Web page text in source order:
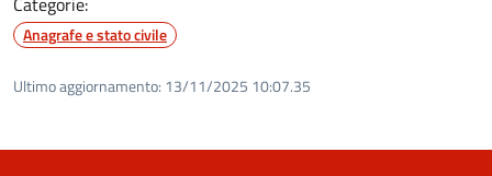
Anagrafe e stato civile
Ultimo aggiornamento: 13/11/2025 10:07.35